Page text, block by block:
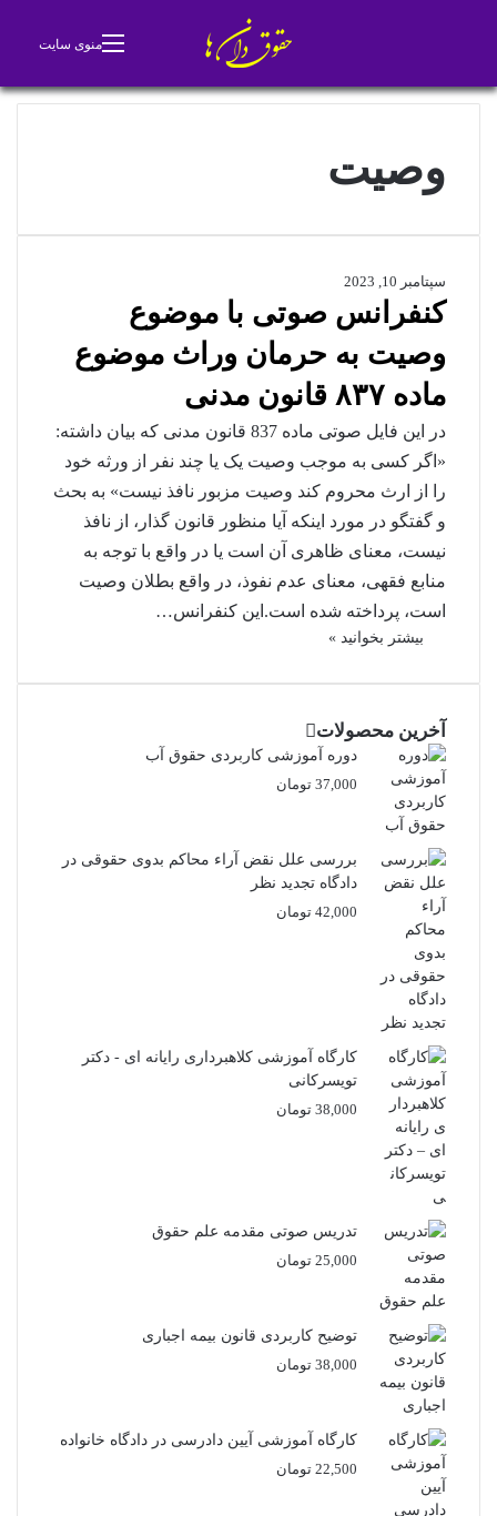
منوی سایت
وصیت
سپتامبر 10, 2023
کنفرانس صوتی با موضوع
وصیت به حرمان وراث موضوع
ماده ۸۳۷ قانون مدنی
در این فایل صوتی ماده 837 قانون مدنی که بیان داشته:
«اگر کسی به موجب وصیت یک یا چند نفر از ورثه خود
را از ارث محروم کند وصیت مزبور نافذ نیست» به بحث
و گفتگو در مورد اینکه آیا منظور قانون گذار، از نافذ
نیست، معنای ظاهری آن است یا در واقع با توجه به
منابع فقهی، معنای عدم نفوذ، در واقع بطلان وصیت
است، پرداخته شده است.این کنفرانس…
بیشتر بخوانید »
آخرین محصولات
دوره آموزشی کاربردی حقوق آب
37,000 تومان
بررسی علل نقض آراء محاکم بدوی حقوقی در
دادگاه تجدید نظر
42,000 تومان
کارگاه آموزشی کلاهبرداری رایانه ای - دکتر
تویسرکانی
38,000 تومان
تدریس صوتی مقدمه علم حقوق
25,000 تومان
توضیح کاربردی قانون بیمه اجباری
38,000 تومان
کارگاه آموزشی آیین دادرسی در دادگاه خانواده
22,500 تومان